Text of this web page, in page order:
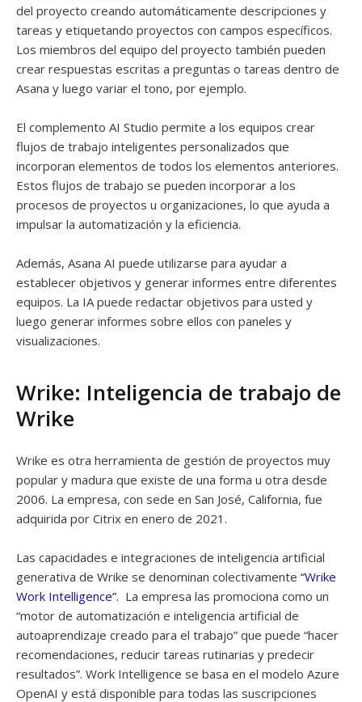
del proyecto creando automáticamente descripciones y
tareas y etiquetando proyectos con campos específicos.
Los miembros del equipo del proyecto también pueden
crear respuestas escritas a preguntas o tareas dentro de
Asana y luego variar el tono, por ejemplo.
El complemento AI Studio permite a los equipos crear
flujos de trabajo inteligentes personalizados que
incorporan elementos de todos los elementos anteriores.
Estos flujos de trabajo se pueden incorporar a los
procesos de proyectos u organizaciones, lo que ayuda a
impulsar la automatización y la eficiencia.
Además, Asana AI puede utilizarse para ayudar a
establecer objetivos y generar informes entre diferentes
equipos. La IA puede redactar objetivos para usted y
luego generar informes sobre ellos con paneles y
visualizaciones.
Wrike: Inteligencia de trabajo de
Wrike
Wrike es otra herramienta de gestión de proyectos muy
popular y madura que existe de una forma u otra desde
2006. La empresa, con sede en San José, California, fue
adquirida por Citrix en enero de 2021.
Las capacidades e integraciones de inteligencia artificial
generativa de Wrike se denominan colectivamente “Wrike
Work Intelligence”. La empresa las promociona como un
“motor de automatización e inteligencia artificial de
autoaprendizaje creado para el trabajo” que puede “hacer
recomendaciones, reducir tareas rutinarias y predecir
resultados”. Work Intelligence se basa en el modelo Azure
OpenAI y está disponible para todas las suscripciones